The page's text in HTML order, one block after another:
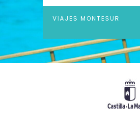
VIAJES MONTESUR